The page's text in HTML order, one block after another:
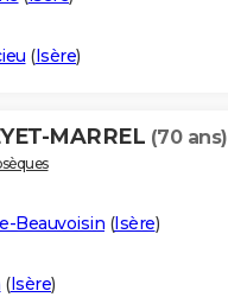
(Isère)
MARREL (70 ans)
Beauvoisin (Isère)
(Isère)